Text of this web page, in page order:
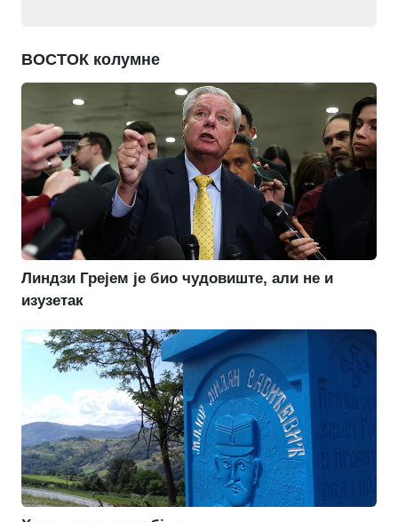
ВОСТОК колумне
Линдзи Грејем је био чудовиште, али не и
изузетак